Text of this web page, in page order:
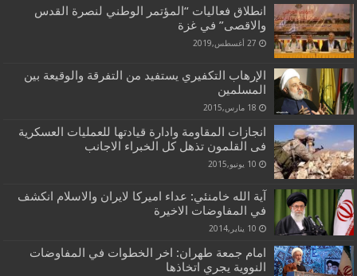
انطلاق فعاليات “المؤتمر الوطني لنصرة القدس
والاقصى” في غزة
27 أغسطس,2019
الإرهاب التكفيري يستفيد من التفرقة والوقيعة بين
المسلمين
18 مارس,2015
انجازات المقاومة وادارة قیادتها للعملیات العسکریة
فی القلمون تذهل کل الخبراء الاجانب
10 يونيو,2015
آية الله خامنئي: عداء اميركا لايران والاسلام انكشف
في المفاوضات الاخيرة
10 يناير,2014
امام جمعة طهران: اخر الخطوات في المفاوضات
النووية يجري اتخاذها